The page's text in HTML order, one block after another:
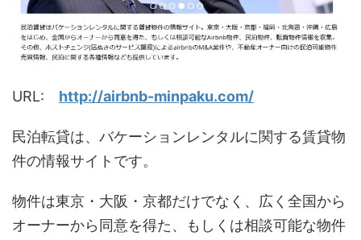
URL: http://airbnb-minpaku.com/
民泊転貸は、バケーションレンタルに関する賃貸物
件の情報サイトです。
物件は東京・大阪・京都だけでなく、広く全国から
オーナーから同意を得た、もしくは相談可能な物件